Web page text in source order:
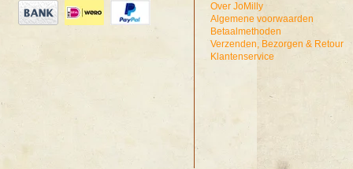
Over JoMilly
Algemene voorwaarden
Betaalmethoden
Verzenden, Bezorgen & Retour
Klantenservice